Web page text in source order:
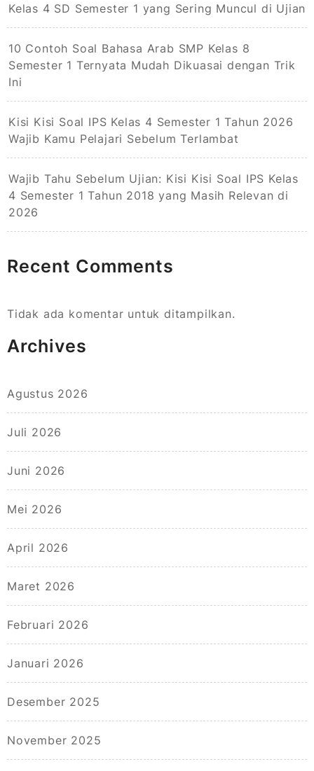
Kelas 4 SD Semester 1 yang Sering Muncul di Ujian
10 Contoh Soal Bahasa Arab SMP Kelas 8
Semester 1 Ternyata Mudah Dikuasai dengan Trik
Ini
Kisi Kisi Soal IPS Kelas 4 Semester 1 Tahun 2026
Wajib Kamu Pelajari Sebelum Terlambat
Wajib Tahu Sebelum Ujian: Kisi Kisi Soal IPS Kelas
4 Semester 1 Tahun 2018 yang Masih Relevan di
2026
Recent Comments
Tidak ada komentar untuk ditampilkan.
Archives
Agustus 2026
Juli 2026
Juni 2026
Mei 2026
April 2026
Maret 2026
Februari 2026
Januari 2026
Desember 2025
November 2025